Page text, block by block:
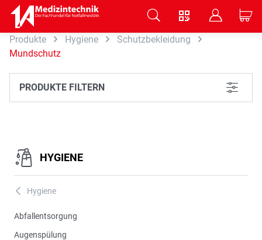
Zum Hauptinhalt springen
V B C
Produkte Hygiene
Schutzbekleidung
Mundschutz
PRODUKTE FILTERN L
HYGIENE
A Hygiene
Abfallentsorgung
Augenspülung